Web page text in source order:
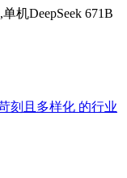
机DeepSeek 671B
刻且多样化 的行业